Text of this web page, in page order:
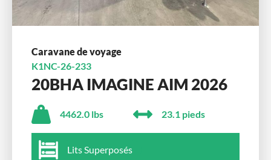
Caravane de voyage
K1NC-26-233
20BHA IMAGINE AIM 2026
4462.0 lbs 23.1 pieds
Lits Superposés